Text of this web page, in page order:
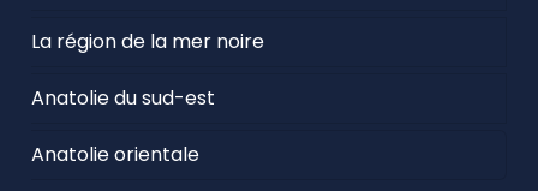
La région de la mer noire
Anatolie du sud-est
Anatolie orientale